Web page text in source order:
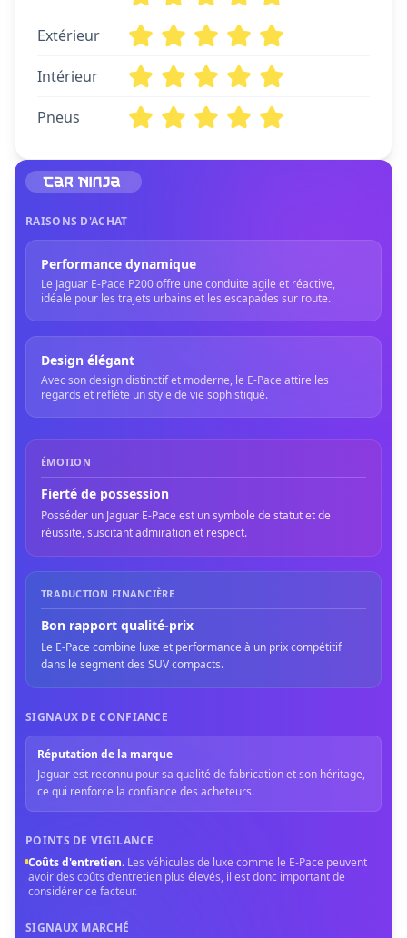
Extérieur
Intérieur
Pneus
RAISONS D'ACHAT
Performance dynamique
Le Jaguar E-Pace P200 offre une conduite agile et réactive,
idéale pour les trajets urbains et les escapades sur route.
Design élégant
Avec son design distinctif et moderne, le E-Pace attire les
regards et reflète un style de vie sophistiqué.
ÉMOTION
Fierté de possession
Posséder un Jaguar E-Pace est un symbole de statut et de
réussite, suscitant admiration et respect.
TRADUCTION FINANCIÈRE
Bon rapport qualité-prix
Le E-Pace combine luxe et performance à un prix compétitif
dans le segment des SUV compacts.
SIGNAUX DE CONFIANCE
Réputation de la marque
Jaguar est reconnu pour sa qualité de fabrication et son héritage,
ce qui renforce la confiance des acheteurs.
POINTS DE VIGILANCE
Coûts d'entretien. Les véhicules de luxe comme le E-Pace peuvent
avoir des coûts d'entretien plus élevés, il est donc important de
considérer ce facteur.
SIGNAUX MARCHÉ